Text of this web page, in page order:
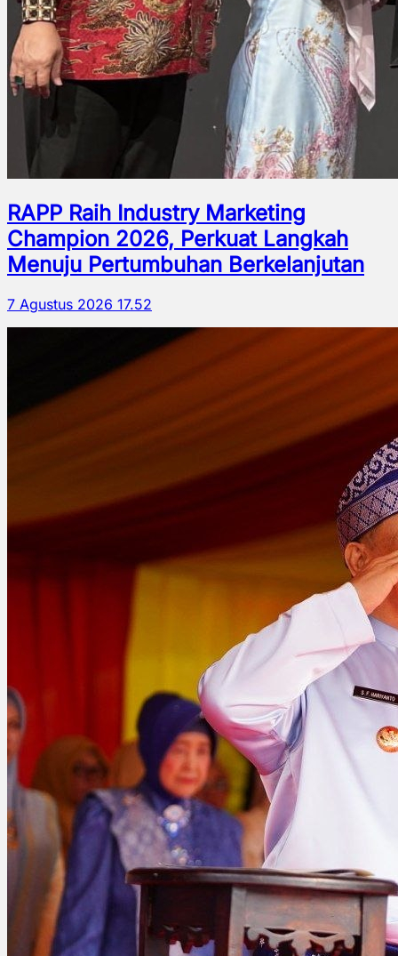
RAPP Raih Industry Marketing
Champion 2026, Perkuat Langkah
Menuju Pertumbuhan Berkelanjutan
7 Agustus 2026 17.52